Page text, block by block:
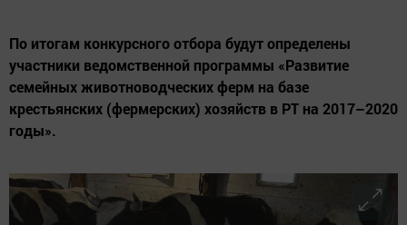
По итогам конкурсного отбора будут определены
участники ведомственной программы «Развитие
семейных животноводческих ферм на базе
крестьянских (фермерских) хозяйств в РТ на 2017–2020
годы».